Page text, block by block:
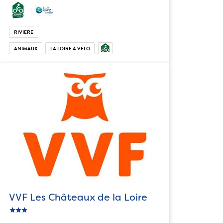
RIVIERE
ANIMAUX LA LOIRE À VÉLO
VVF Les Châteaux de la Loire
ic_star